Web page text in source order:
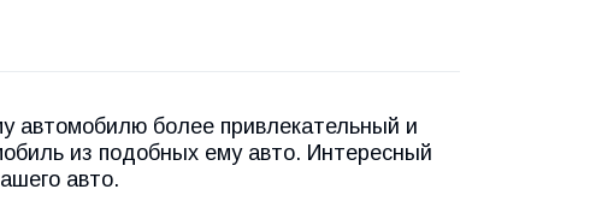
автомобилю более привлекательный и
из подобных ему авто. Интересный
авто.